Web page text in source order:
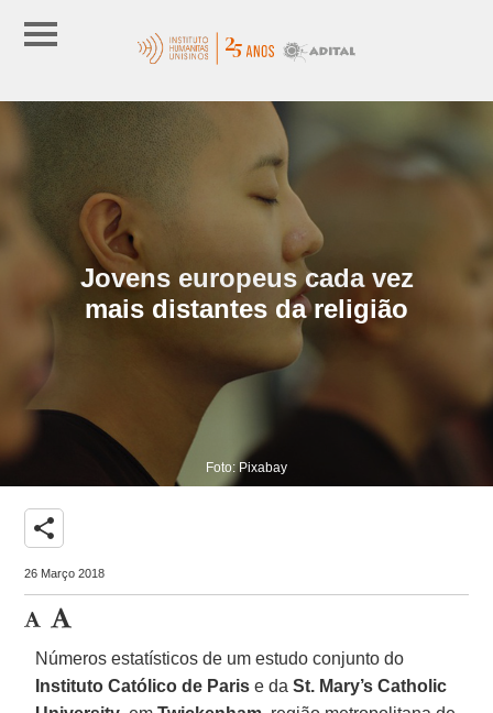
Jovens europeus cada vez
mais distantes da religião
Foto: Pixabay
share
26 Março 2018
Números estatísticos de um estudo conjunto do
Instituto Católico de Paris e daSt. Mary’s Catholic